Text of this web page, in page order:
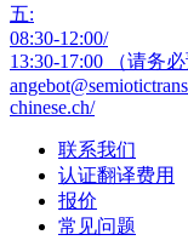
五:
08:30-12:00/
13:30-17:00 （请务
chinese.ch/
联系我们
认证翻译费用
报价
常见问题